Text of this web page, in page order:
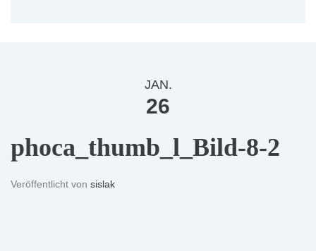
JAN.
26
phoca_thumb_l_Bild-8-2
Veröffentlicht von sislak